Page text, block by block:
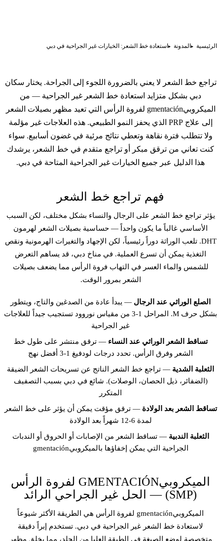
الرئيسية المدونة استعادة خط الشعر: الخيارات غير الجراحية في دبي
تراجع خط الشعر لا يعني بالضرورة اللجوء إلى الجراحة. يختار سكان
دبي بشكل متزايد استعادة خط الشعر غير الجراحية — من
الميكروبيgmentación لفروة الرأس التي تعيد مظهر بصيلات الشعر
إلى علاج PRP الذي يحفز النمو الطبيعي. هذه العلاجات غير مؤلمة
ولا تتطلب فترة نقاهة وتعطي نتائج مرئية في غضون أسابيع. سواء
كنت تعاني من ترقق مبكر أو تراجع متقدم في خط الشعر، يرشدك
هذا الدليل عبر جميع الخيارات غير الجراحية المتاحة في دبي.
فهم تراجع خط الشعر
يؤثر تراجع خط الشعر على الرجال والنساء بشكل مختلف، لكن السبب
الأساسي غالباً ما يكون واحداً — حساسية بصيلات الشعر لهرمون
DHT. تلعب الوراثة دوراً رئيسياً، لكن الإجهاد والتغيرات الهرمونية ونقص
التغذية يمكن أن تسرع العملية. في مناخ دبي، قد يساهم التعرض
للشمس والماء العسر في التهاب فروة الرأس مما يضعف بصيلات
الشعر بمرور الوقت.
الصلع الوراثي عند الرجال — يبدأ عادة من الصدغين والتاج، ويتطور
بشكل حرف M. المراحل 1-3 من مقياس نوروود تستجيب جيداً للعلاجات
غير الجراحية
تساقط الشعر الوراثي عند النساء — ترقق منتشر على طول خط
الشعر وفرق الرأس. تحدد درجات لودفيغ 1-3 أفضل نهج
الثعلبة الشدية — تراجع خط الشعر الناتج عن تسريحات الشعر الضيقة
(الضفائر، ذيل الحصان، الوصلات). شائع في دبي بسبب التصفيف
المتكرر
تساقط الشعر بعد الولادة — ترقق مؤقت يمكن أن يؤثر على خط الشعر
لمدة 6-12 شهراً بعد الولادة
الثعلبة الندبية — تساقط الشعر من الإصابات أو الحروق أو الندبات
الجراحية التي يمكن إخفاؤها بالميكروبيgmentación
الميكروبيGMENTACIÓN لفروة الرأس
(SMP) — الحل غير الجراحي الرائد
الميكروبيgmentación لفروة الرأس هي الطريقة الأكثر شيوعاً
لاستعادة خط الشعر غير الجراحية في دبي. تستخدم إبراً دقيقة
متخصصة لوضع الصبغة في الطبقة العليا من الجلد، مما يخلق مظهر